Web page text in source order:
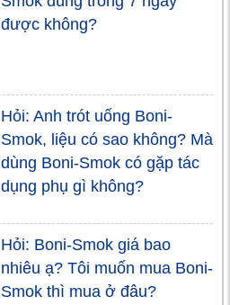
được không?
Hỏi: Anh trót uống Boni-
Smok, liệu có sao không? Mà
dùng Boni-Smok có gặp tác
dụng phụ gì không?
Hỏi: Boni-Smok giá bao
nhiêu ạ? Tôi muốn mua Boni-
Smok thì mua ở đâu?